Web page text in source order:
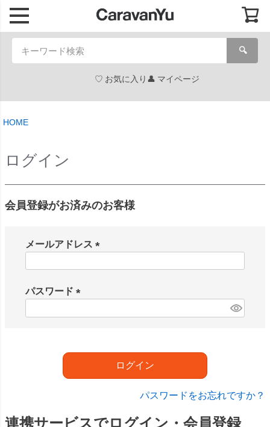
🔍
お気に入り マイページ
HOME
ログイン
会員登録がお済みのお客様
メールアドレス
パスワード
)
ログイン
パスワードをお忘れですか？
連携サービスでログイン・会員登録